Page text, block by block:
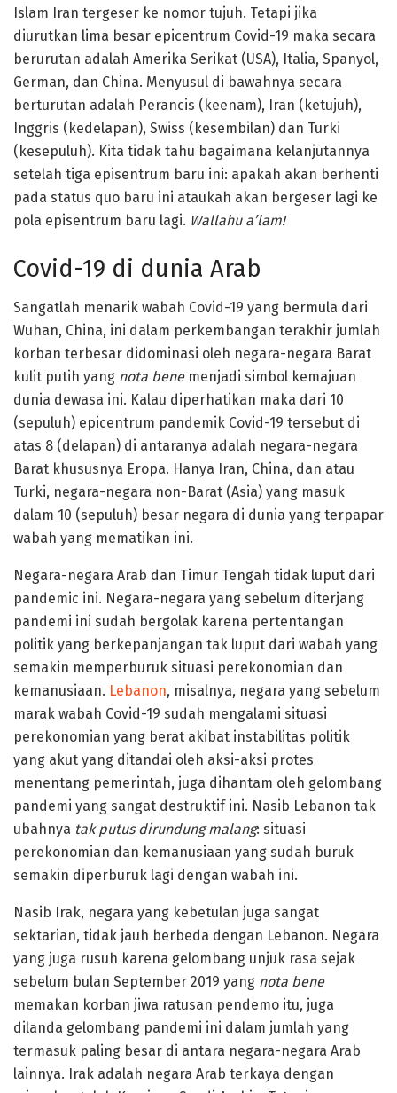
Islam Iran tergeser ke nomor tujuh. Tetapi jika
diurutkan lima besar epicentrum Covid-19 maka secara
berurutan adalah Amerika Serikat (USA), Italia, Spanyol,
German, dan China. Menyusul di bawahnya secara
berturutan adalah Perancis (keenam), Iran (ketujuh),
Inggris (kedelapan), Swiss (kesembilan) dan Turki
(kesepuluh). Kita tidak tahu bagaimana kelanjutannya
setelah tiga episentrum baru ini: apakah akan berhenti
pada status quo baru ini ataukah akan bergeser lagi ke
pola episentrum baru lagi. Wallahu a’lam!
Covid-19 di dunia Arab
Sangatlah menarik wabah Covid-19 yang bermula dari
Wuhan, China, ini dalam perkembangan terakhir jumlah
korban terbesar didominasi oleh negara-negara Barat
kulit putih yang nota benemenjadi simbol kemajuan
dunia dewasa ini. Kalau diperhatikan maka dari 10
(sepuluh) epicentrum pandemik Covid-19 tersebut di
atas 8 (delapan) di antaranya adalah negara-negara
Barat khususnya Eropa. Hanya Iran, China, dan atau
Turki, negara-negara non-Barat (Asia) yang masuk
dalam 10 (sepuluh) besar negara di dunia yang terpapar
wabah yang mematikan ini.
Negara-negara Arab dan Timur Tengah tidak luput dari
pandemic ini. Negara-negara yang sebelum diterjang
pandemi ini sudah bergolak karena pertentangan
politik yang berkepanjangan tak luput dari wabah yang
semakin memperburuk situasi perekonomian dan
kemanusiaan. Lebanon, misalnya, negara yang sebelum
marak wabah Covid-19 sudah mengalami situasi
perekonomian yang berat akibat instabilitas politik
yang akut yang ditandai oleh aksi-aksi protes
menentang pemerintah, juga dihantam oleh gelombang
pandemi yang sangat destruktif ini. Nasib Lebanon tak
ubahnya tak putus dirundung malang: situasi
perekonomian dan kemanusiaan yang sudah buruk
semakin diperburuk lagi dengan wabah ini.
Nasib Irak, negara yang kebetulan juga sangat
sektarian, tidak jauh berbeda dengan Lebanon. Negara
yang juga rusuh karena gelombang unjuk rasa sejak
sebelum bulan September 2019 yang nota bene
memakan korban jiwa ratusan pendemo itu, juga
dilanda gelombang pandemi ini dalam jumlah yang
termasuk paling besar di antara negara-negara Arab
lainnya. Irak adalah negara Arab terkaya dengan